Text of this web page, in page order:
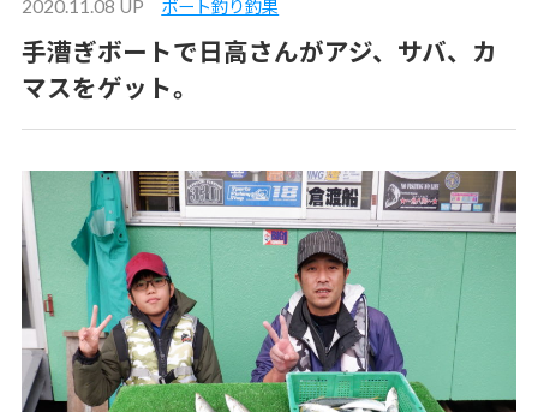
2020.11.08 UP ボート釣り釣果
手漕ぎボートで日高さんがアジ、サバ、カ
マスをゲット。